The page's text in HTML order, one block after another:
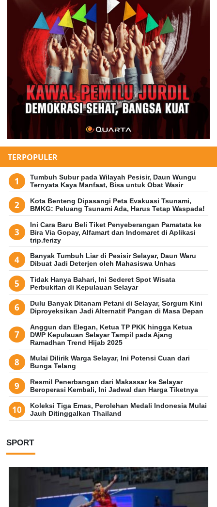
TERPOPULER
Tumbuh Subur pada Wilayah Pesisir, Daun Wungu
Ternyata Kaya Manfaat, Bisa untuk Obat Wasir
Kota Benteng Dipasangi Peta Evakuasi Tsunami,
BMKG: Peluang Tsunami Ada, Harus Tetap Waspada!
Ini Cara Baru Beli Tiket Penyeberangan Pamatata ke
Bira Via Gopay, Alfamart dan Indomaret di Aplikasi
trip.ferizy
Banyak Tumbuh Liar di Pesisir Selayar, Daun Waru
Dibuat Jadi Deterjen oleh Mahasiswa Unhas
Tidak Hanya Bahari, Ini Sederet Spot Wisata
Perbukitan di Kepulauan Selayar
Dulu Banyak Ditanam Petani di Selayar, Sorgum Kini
Diproyeksikan Jadi Alternatif Pangan di Masa Depan
Anggun dan Elegan, Ketua TP PKK hingga Ketua
DWP Kepulauan Selayar Tampil pada Ajang
Ramadhan Trend Hijab 2025
Mulai Dilirik Warga Selayar, Ini Potensi Cuan dari
Bunga Telang
Resmi! Penerbangan dari Makassar ke Selayar
Beroperasi Kembali, Ini Jadwal dan Harga Tiketnya
Koleksi Tiga Emas, Perolehan Medali Indonesia Mulai
Jauh Ditinggalkan Thailand
SPORT